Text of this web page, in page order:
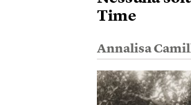
Time
Annalisa